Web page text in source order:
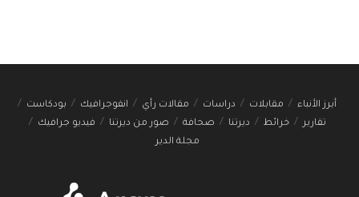
أبرز الأنباء مقابلات دراسات مقالات رأي انفوجرافيك
بودكاست
تقارير
خرائط ديرتنا صحافة صور من ديرتنا
فيديو جرافيك
مجلة الدير